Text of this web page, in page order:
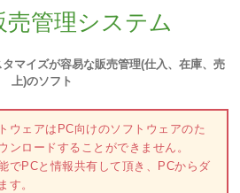
売管理システム
マイズが容易な販売管理(仕入、在庫、売
上)のソフト
ウェアはPC向けのソフトウェアのた
ンロードすることができません。
でPCと情報共有して頂き、PCからダ
す。